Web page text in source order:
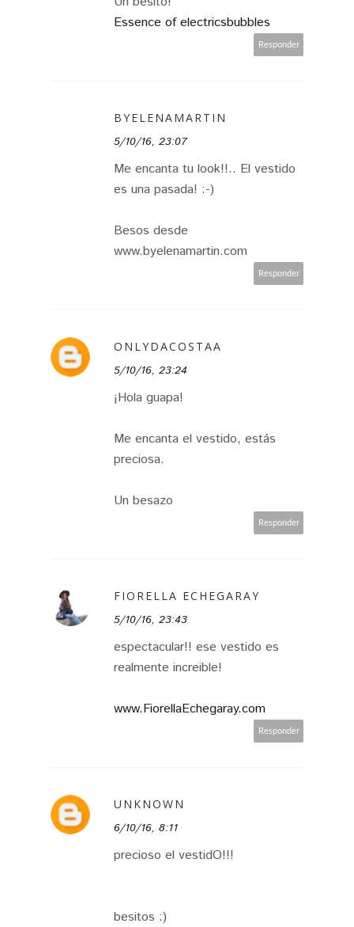
Essence of electricsbubbles
Responder
BYELENAMARTIN
5/10/16, 23:07
Me encanta tu look!!.. El vestido
es una pasada! :-)
Besos desde
www.byelenamartin.com
Responder
ONLYDACOSTAA
5/10/16, 23:24
¡Hola guapa!
Me encanta el vestido, estás
preciosa.
Un besazo
Responder
FIORELLA ECHEGARAY
5/10/16, 23:43
espectacular!! ese vestido es
realmente increible!
www.FiorellaEchegaray.com
Responder
UNKNOWN
6/10/16, 8:11
precioso el vestidO!!!
besitos :)